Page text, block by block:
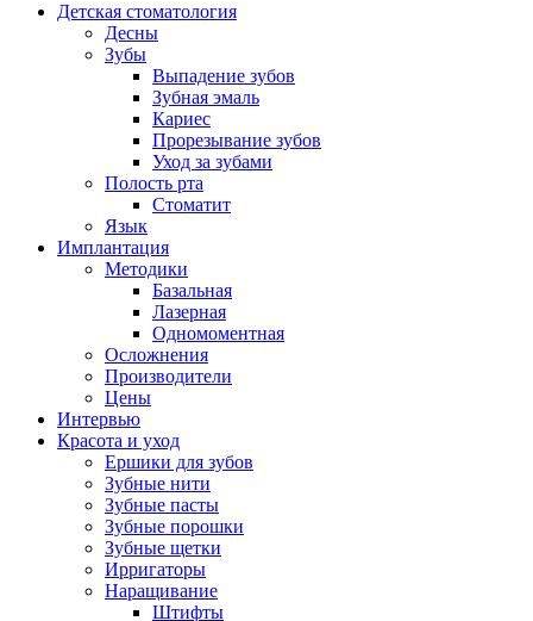
Детская стоматология
Десны
Зубы
Выпадение зубов
Зубная эмаль
Кариес
Прорезывание зубов
Уход за зубами
Полость рта
Стоматит
Язык
Имплантация
Методики
Базальная
Лазерная
Одномоментная
Осложнения
Производители
Цены
Интервью
Красота и уход
Ершики для зубов
Зубные нити
Зубные пасты
Зубные порошки
Зубные щетки
Ирригаторы
Наращивание
Штифты